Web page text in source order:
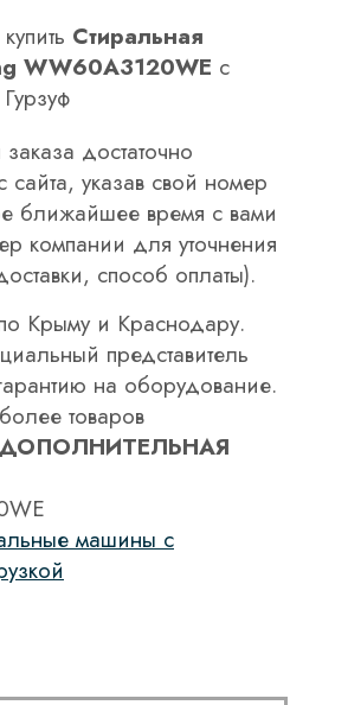
Стиральная
WW60A3120WE с
достаточно
сайта, указав свой номер
ближайшее время с вами
компании для уточнения
способ оплаты).
Крыму и Краснодару.
представитель
на оборудование.
товаров
ДОПОЛНИТЕЛЬНАЯ
машины с